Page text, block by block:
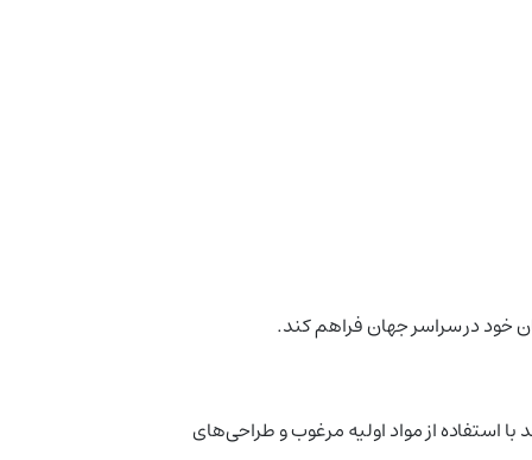
خود در سراسر جهان فراهم کند.
با استفاده از مواد اولیه مرغوب و طراحی‌های